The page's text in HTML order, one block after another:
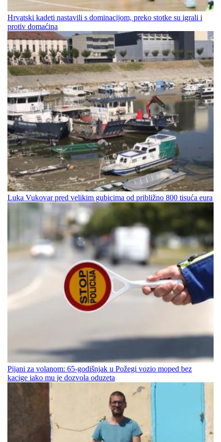
Hrvatski kadeti nastavili s dominacijom, preko stotke su igrali i
protiv domaćina
Luka Vukovar pred velikim gubicima od približno 800 tisuća eura
Pijani za volanom: 65-godišnjak u Požegi vozio moped bez
kacige iako mu je dozvola oduzeta